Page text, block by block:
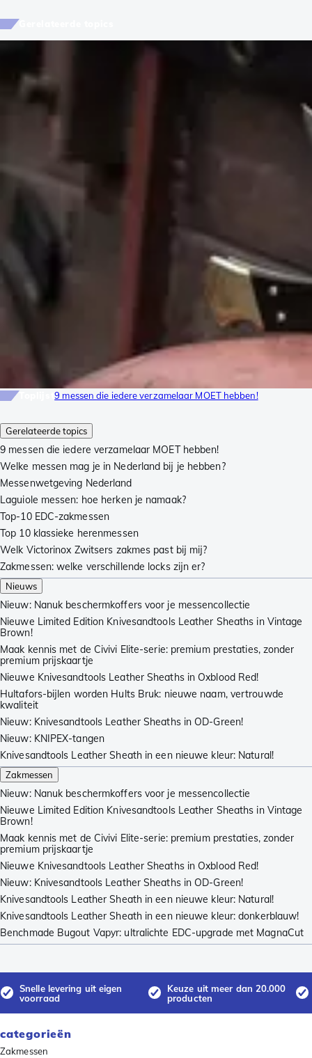
Gerelateerde topics
9 messen die iedere verzamelaar MOET hebben!
Welke messen mag je in Nederland bij je hebben?
Messenwetgeving Nederland
Laguiole messen: hoe herken je namaak?
Top-10 EDC-zakmessen
Top 10 klassieke herenmessen
Welk Victorinox Zwitsers zakmes past bij mij?
Zakmessen: welke verschillende locks zijn er?
Nieuws
Nieuw: Nanuk beschermkoffers voor je messencollectie
Nieuwe Limited Edition Knivesandtools Leather Sheaths in Vintage
Brown!
Maak kennis met de Civivi Elite-serie: premium prestaties, zonder
premium prijskaartje
Nieuwe Knivesandtools Leather Sheaths in Oxblood Red!
Hultafors-bijlen worden Hults Bruk: nieuwe naam, vertrouwde
kwaliteit
Nieuw: Knivesandtools Leather Sheaths in OD-Green!
Nieuw: KNIPEX-tangen
Knivesandtools Leather Sheath in een nieuwe kleur: Natural!
Zakmessen
Nieuw: Nanuk beschermkoffers voor je messencollectie
Nieuwe Limited Edition Knivesandtools Leather Sheaths in Vintage
Brown!
Maak kennis met de Civivi Elite-serie: premium prestaties, zonder
premium prijskaartje
Nieuwe Knivesandtools Leather Sheaths in Oxblood Red!
Nieuw: Knivesandtools Leather Sheaths in OD-Green!
Knivesandtools Leather Sheath in een nieuwe kleur: Natural!
Knivesandtools Leather Sheath in een nieuwe kleur: donkerblauw!
Benchmade Bugout Vapyr: ultralichte EDC-upgrade met MagnaCut
Toplijst9 messen die iedere verzamelaar MOET hebben!
Snelle levering uit eigen
voorraad
Keuze uit meer dan 20.000
producten
categorieën
Zakmessen